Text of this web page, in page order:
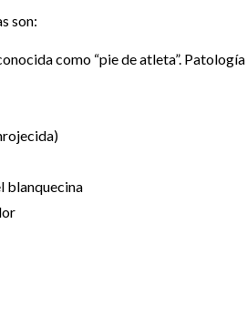
son:
como “pie de atleta”.
blanquecina